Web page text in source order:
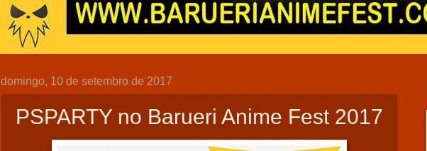
domingo, 10 de setembro de 2017
PSPARTY no Barueri Anime Fest 2017